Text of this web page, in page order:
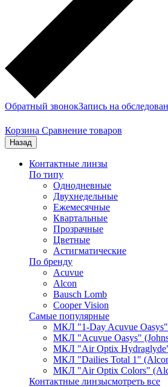
Обратный звонокЗапись на
Корзина Сравнение товаров
Назад
Контактные линзы
По типу
Однодневные
Двухнедельные
Ежемесячные
Квартальные
Прозрачные
Цветные
Астигматические
По бренду
Acuvue
Alcon
Bausch Lomb
Cooper Vision
Самые популярные
МКЛ "1-Day Acuvue Oasys"
МКЛ "Acuvue Oasys"
МКЛ "Air Optix
МКЛ "Dailies Total 1"
МКЛ "Air Optix Colors"
Контактные линзысмотреть все